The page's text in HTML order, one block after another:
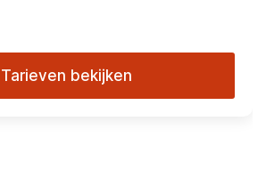
Tarieven bekijken